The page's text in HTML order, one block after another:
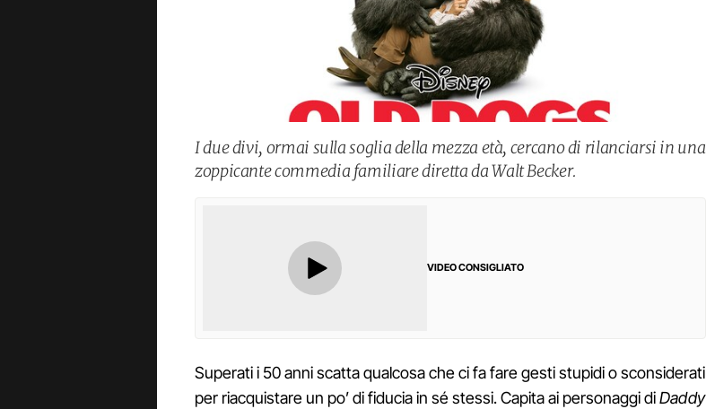
I due divi, ormai sulla soglia della mezza età, cercano di rilanciarsi in una
zoppicante commedia familiare diretta da Walt Becker.
VIDEO CONSIGLIATO
Superati i 50 anni scatta qualcosa che ci fa fare gesti stupidi o sconsiderati
per riacquistare un po’ di fiducia in sé stessi. Capita ai personaggi diDaddy